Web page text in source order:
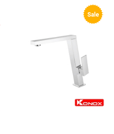
Sale